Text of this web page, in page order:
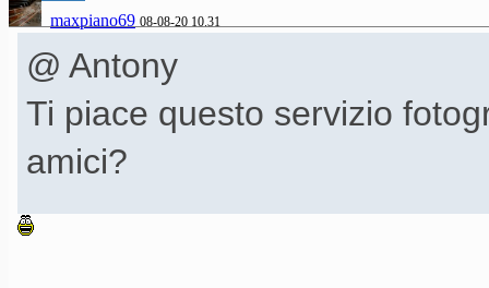
preferisse contattarmi per
maxpiano69 08-08-20 10.31
@ Antony
Ti piace questo servizio
amici?